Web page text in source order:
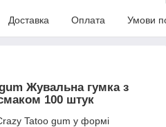
Доставка Оплата Умови
Жувальна гумка з
100 штук
Tatoo gum у формі